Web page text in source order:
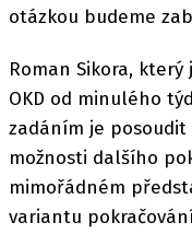
otázkou budeme
Roman Sikora,
OKD od minulého
zadáním je
možnosti dalšího
mimořádném
variantu